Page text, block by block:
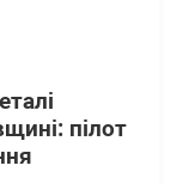
пілот